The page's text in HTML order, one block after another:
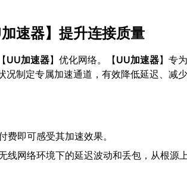
速器】提升连接质量
UU加速器】优化网络。【UU加速器】专
况制定专属加速通道，有效降低延迟、减
费即可感受其加速效果。
线网络环境下的延迟波动和丢包，从根源